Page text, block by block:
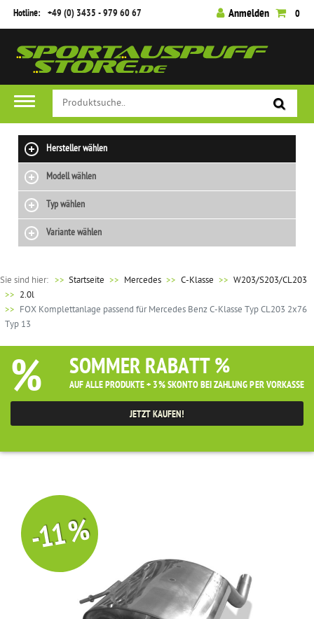
Hotline: +49 (0) 3435 - 979 60 67 Anmelden 0
Hersteller wählen
Modell wählen
Typ wählen
Variante wählen
Sie sind hier: >> Startseite Mercedes C-Klasse
W203/S203/CL203
2.0l
FOX Komplettanlage passend für Mercedes Benz C-Klasse Typ CL203 2x76
Typ 13
% SOMMER RABATT %
AUF ALLE PRODUKTE + 3% SKONTO BEI ZAHLUNG PER VORKASSE
JETZT KAUFEN!
-11 %